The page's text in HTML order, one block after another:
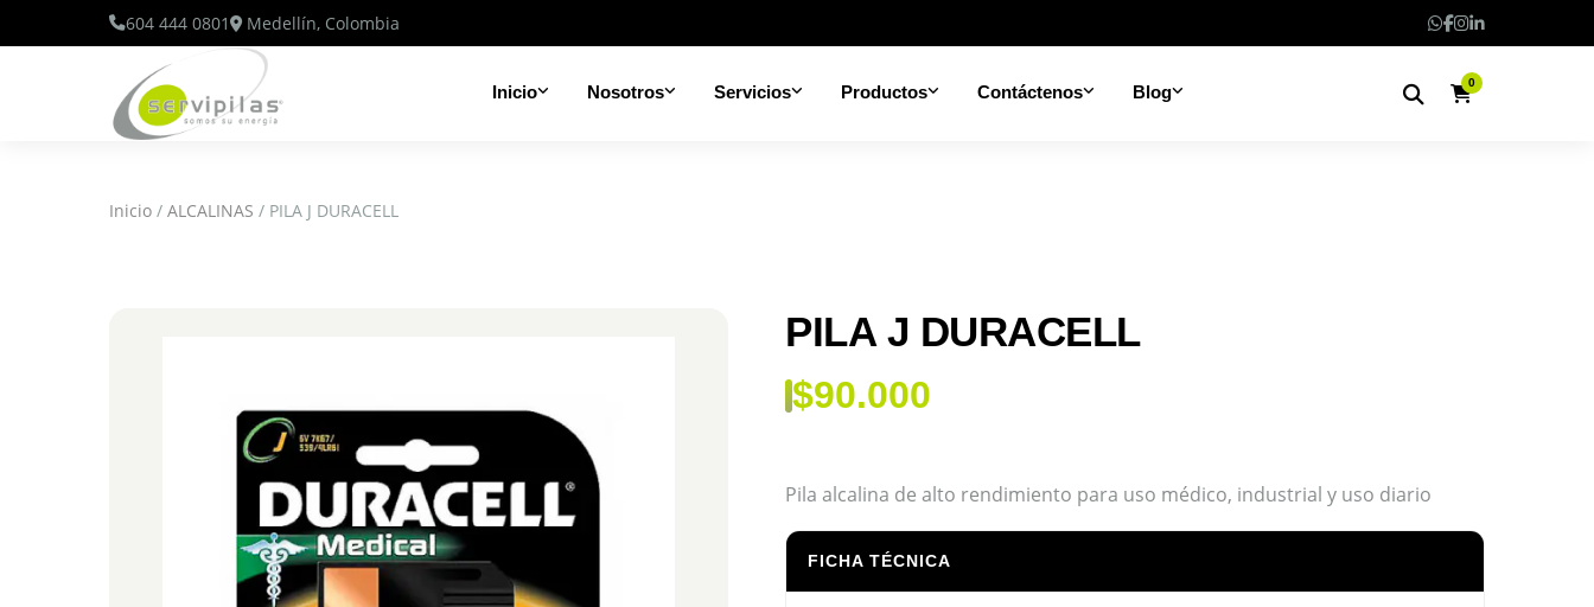
604 444 0801 Medellín, Colombia
Inicio Nosotros Servicios Productos Contáctenos Blog 0
Inicio / ALCALINAS / PILA J DURACELL
PILA J DURACELL
$90.000
Pila alcalina de alto rendimiento para uso médico, industrial y uso diario
FICHA TÉCNICA